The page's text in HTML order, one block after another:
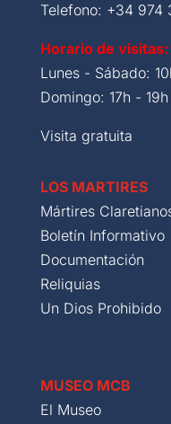
Telefono: +34 974
Horario de visitas:
Lunes - Sábado:
Domingo: 17h - 19h
Visita gratuita
LOS MARTIRES
Mártires
Boletín Informativo
Documentación
Reliquias
Un Dios Prohibido
MUSEO MCB
El Museo